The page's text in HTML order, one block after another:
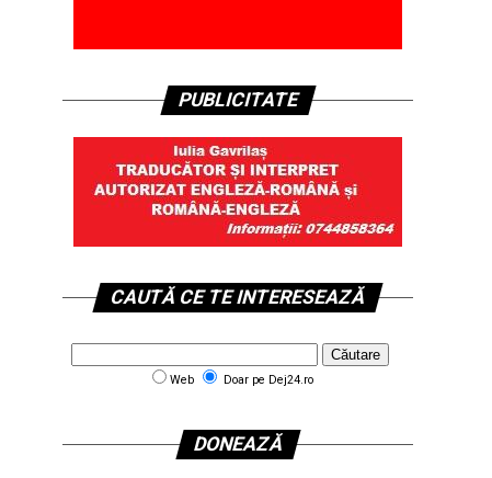
PUBLICITATE
CAUTĂ CE TE INTERESEAZĂ
Web Doar pe Dej24.ro
DONEAZĂ